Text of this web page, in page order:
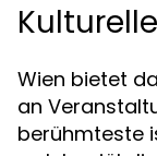
Wien bietet
an
berühmteste